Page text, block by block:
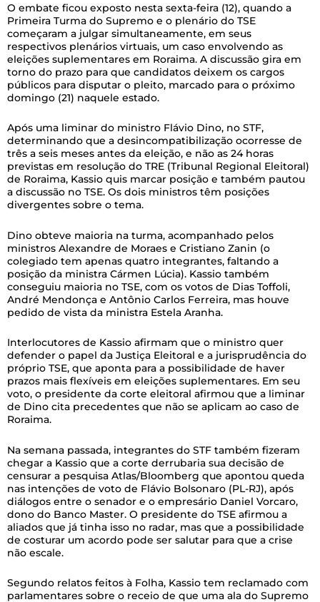
O embate ficou exposto nesta sexta-feira (12), quando a
Primeira Turma do Supremo e o plenário do TSE
começaram a julgar simultaneamente, em seus
respectivos plenários virtuais, um caso envolvendo as
eleições suplementares em Roraima. A discussão gira em
torno do prazo para que candidatos deixem os cargos
públicos para disputar o pleito, marcado para o próximo
domingo (21) naquele estado.
Após uma liminar do ministro Flávio Dino, no STF,
determinando que a desincompatibilização ocorresse de
três a seis meses antes da eleição, e não as 24 horas
previstas em resolução do TRE (Tribunal Regional Eleitoral)
de Roraima, Kassio quis marcar posição e também pautou
a discussão no TSE. Os dois ministros têm posições
divergentes sobre o tema.
Dino obteve maioria na turma, acompanhado pelos
ministros Alexandre de Moraes e Cristiano Zanin (o
colegiado tem apenas quatro integrantes, faltando a
posição da ministra Cármen Lúcia). Kassio também
conseguiu maioria no TSE, com os votos de Dias Toffoli,
André Mendonça e Antônio Carlos Ferreira, mas houve
pedido de vista da ministra Estela Aranha.
Interlocutores de Kassio afirmam que o ministro quer
defender o papel da Justiça Eleitoral e a jurisprudência do
próprio TSE, que aponta para a possibilidade de haver
prazos mais flexíveis em eleições suplementares. Em seu
voto, o presidente da corte eleitoral afirmou que a liminar
de Dino cita precedentes que não se aplicam ao caso de
Roraima.
Na semana passada, integrantes do STF também fizeram
chegar a Kassio que a corte derrubaria sua decisão de
censurar a pesquisa Atlas/Bloomberg que apontou queda
nas intenções de voto de Flávio Bolsonaro (PL-RJ), após
diálogos entre o senador e o empresário Daniel Vorcaro,
dono do Banco Master. O presidente do TSE afirmou a
aliados que já tinha isso no radar, mas que a possibilidade
de costurar um acordo pode ser salutar para que a crise
não escale.
Segundo relatos feitos à Folha, Kassio tem reclamado com
parlamentares sobre o receio de que uma ala do Supremo